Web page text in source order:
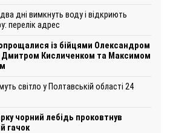
дні вимкнуть воду і відкриють
перелік адрес
із бійцями Олександром
Дмитром Кисличенком та Максимом
світло у Полтавській області 24
чорний лебідь проковтнув
гачок